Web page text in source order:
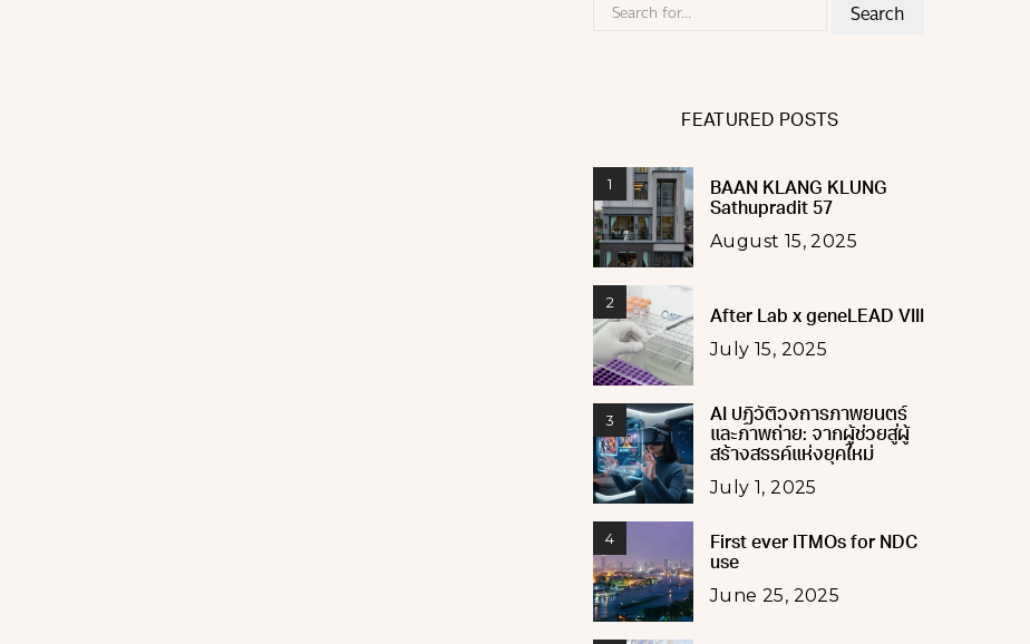
Search
FEATURED POSTS
1
BAAN KLANG KLUNG
Sathupradit 57
August 15, 2025
2
After Lab x geneLEAD VIII
July 15, 2025
3
AI ปฏิวัติวงการภาพยนตร์
และภาพถ่าย: จากผู้ช่วยสู่ผู้
สร้างสรรค์แห่งยุคใหม่
July 1, 2025
4
First ever ITMOs for NDC
use
June 25, 2025